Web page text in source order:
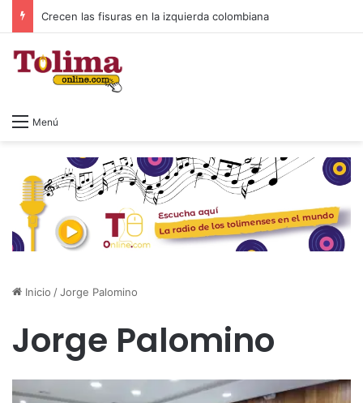
Crecen las fisuras en la izquierda colombiana
Menú
Inicio /Jorge Palomino
Jorge Palomino